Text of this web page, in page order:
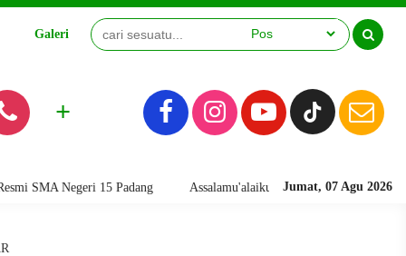
Galeri Video
+
Jumat, 07 Agu 2026
Negeri 15 Padang Assalamu'alaikum warahmatullahi